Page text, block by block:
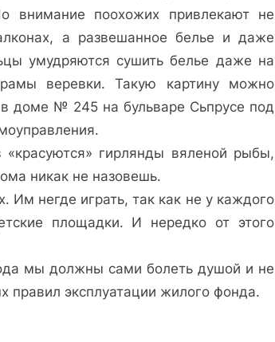
внимание поохожих привлекают не
а развешанное белье и даже
умудряются сушить белье даже на
веревки. Такую картину можно
доме № 245 на бульваре Сьпрусе под
гирлянды вяленой рыбы,
никак не назовешь.
Им негде играть, так как не у каждого
площадки. И нередко от этого
мы должны сами болеть душой и не
правил эксплуатации жилого фонда.